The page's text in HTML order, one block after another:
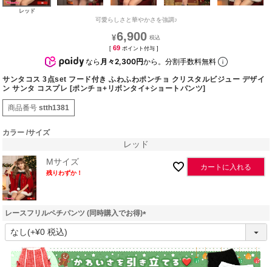
レッド
可愛らしさと華やかさを強調♪
¥6,900
[ 69 ポイント付与 ]
なら 月々2,300円から。分割手数料無料
サンタコス 3点set フード付き ふわふわポンチョ クリスタルビジュー デザイ
ン サンタ コスプレ [ポンチョ+リボンタイ+ショートパンツ]
商品番号 stth1381
カラー サイズ
レッド
Mサイズ
残りわずか！
カートに入れる
レースフリルペチパンツ (同時購入でお得)
(
須
)